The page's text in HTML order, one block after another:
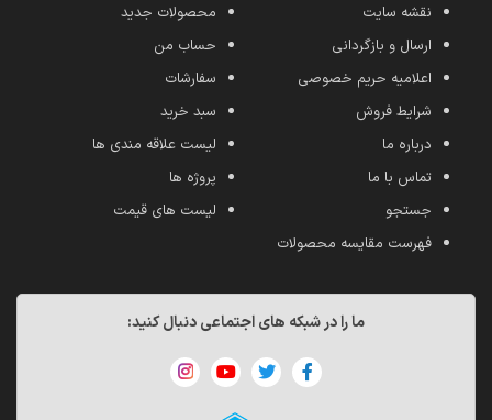
نقشه سایت
ارسال و بازگردانی
اعلامیه حریم خصوصی
شرایط فروش
درباره ما
تماس با ما
جستجو
فهرست مقایسه محصولات
محصولات جدید
حساب من
سفارشات
سبد خرید
لیست علاقه مندی ها
پروژه ها
لیست های قیمت
ما را در شبکه های اجتماعی دنبال کنید: